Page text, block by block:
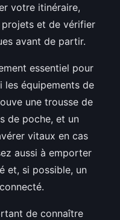
votre itinéraire,
et de vérifier
avant de partir.
essentiel pour
les équipements de
une trousse de
de poche, et un
vitaux en cas
aussi à emporter
et, si possible, un
de connaître